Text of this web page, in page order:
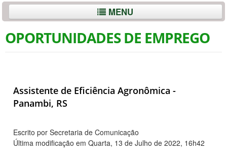
MENU
OPORTUNIDADES DE EMPREGO
Assistente de Eficiência Agronômica -
Panambi, RS
Escrito por Secretaria de Comunicação
Última modificação em Quarta, 13 de Julho de 2022, 16h42